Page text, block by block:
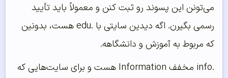
می‌تونن این پسوند رو ثبت کنن و معمولاً باید تأیید
رسمی بگیرن. اگه دیدین سایتی با .edu هست، بدونین
که مربوط به آموزش و دانشگاهه.
.info مخفف Information هست و برای سایت‌هایی که